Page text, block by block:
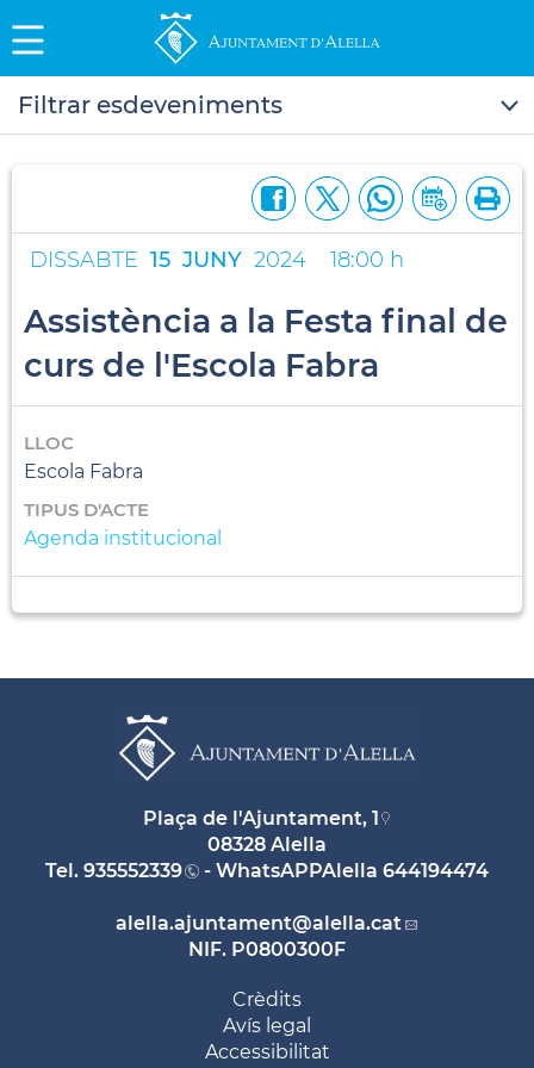
Filtrar esdeveniments
DISSABTE 15 JUNY 2024 18:00 h
Assistència a la Festa final de
curs de l'Escola Fabra
LLOC
Escola Fabra
TIPUS D'ACTE
Agenda institucional
Plaça de l'Ajuntament, 1
08328 Alella
Tel. 935552339 - WhatsAPPAlella 644194474
alella.ajuntament@alella.cat
NIF. P0800300F
Crèdits
Avís legal
Accessibilitat